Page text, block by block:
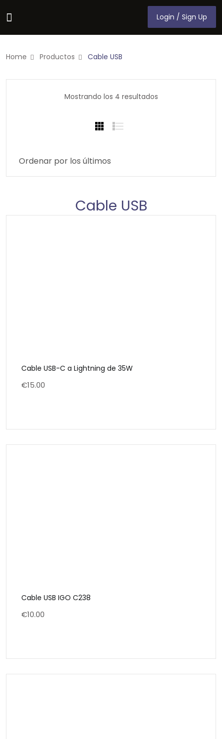
Login / Sign Up
Login / Sign Up
Home Productos Cable USB
Mostrando los 4 resultados
Cable USB
Cable USB-C a Lightning de 35W
€15.00
Cable USB IGO C238
€10.00